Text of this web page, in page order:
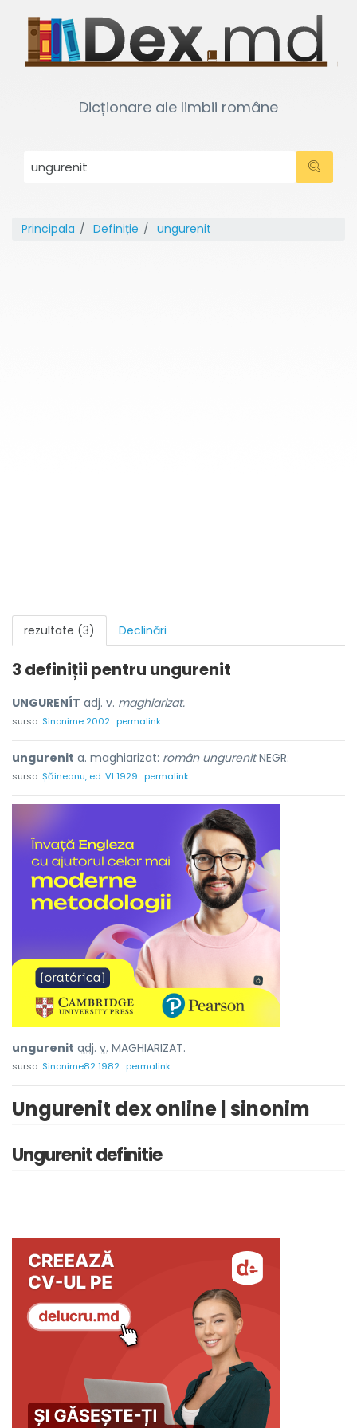
Dicționare ale limbii române
Principala Definiție ungurenit
rezultate (3) Declinări
3 definiții pentru ungurenit
UNGURENÍT adj. v. maghiarizat.
sursa: Sinonime 2002 permalink
ungurenit a. maghiarizat: român ungurenitNEGR.
sursa:Șăineanu, ed. VI 1929 permalink
ungurenit adj. v. MAGHIARIZAT.
sursa: Sinonime82 1982 permalink
Ungurenit dex online | sinonim
Ungurenit definitie